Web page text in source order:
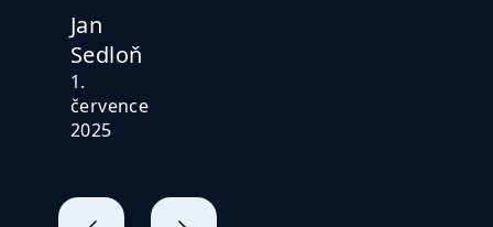
Jan
Sedloň
1.
července
2025